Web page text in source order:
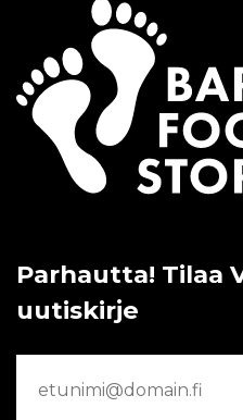
Parhautta! Tilaa
uutiskirje